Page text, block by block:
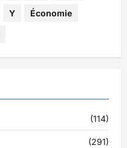
Y Économie
(114)
(291)